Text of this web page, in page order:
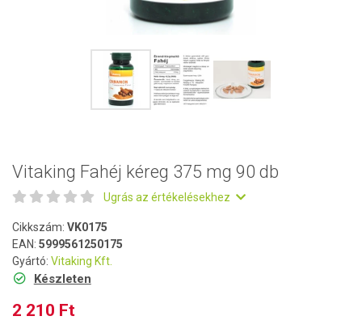
Vitaking Fahéj kéreg 375 mg 90 db
Ugrás az értékelésekhez
Cikkszám: VK0175
EAN: 5999561250175
Gyártó: Vitaking Kft.
Készleten
2 210 Ft